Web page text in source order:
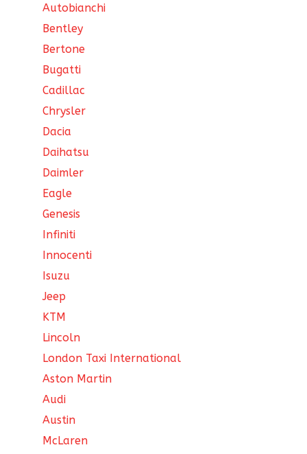
Autobianchi
Bentley
Bertone
Bugatti
Cadillac
Chrysler
Dacia
Daihatsu
Daimler
Eagle
Genesis
Infiniti
Innocenti
Isuzu
Jeep
KTM
Lincoln
London Taxi International
Aston Martin
Audi
Austin
McLaren